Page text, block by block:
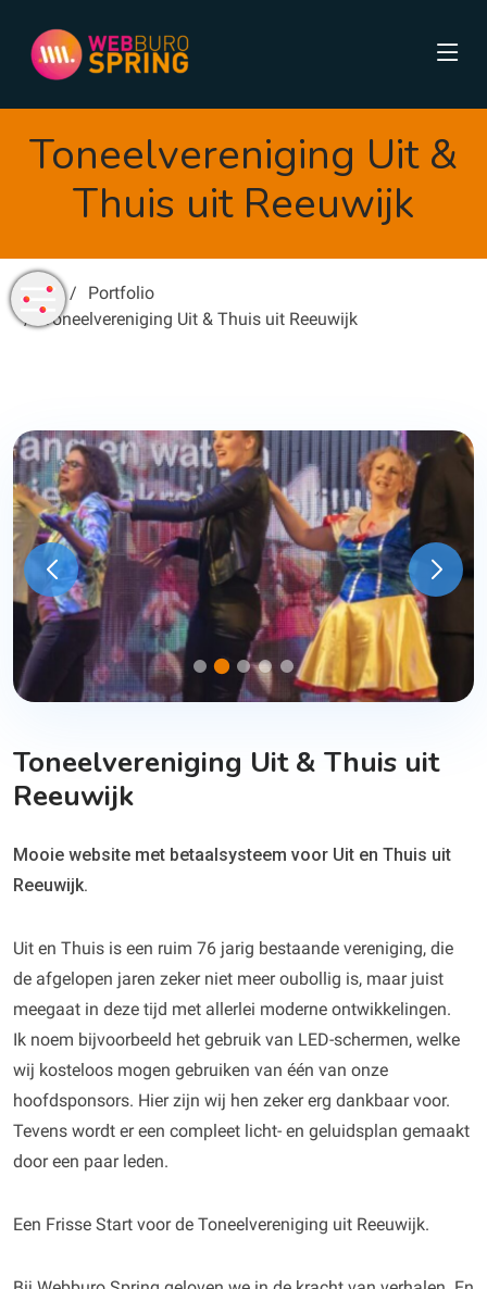
Toneelvereniging Uit &
Thuis uit Reeuwijk
Home
Portfolio
Toneelvereniging Uit & Thuis uit Reeuwijk
Toneelvereniging Uit & Thuis uit
Reeuwijk
Mooie website met betaalsysteem voor Uit en Thuis uit
Reeuwijk.
Uit en Thuis is een ruim 76 jarig bestaande vereniging, die
de afgelopen jaren zeker niet meer oubollig is, maar juist
meegaat in deze tijd met allerlei moderne ontwikkelingen.
Ik noem bijvoorbeeld het gebruik van LED-schermen, welke
wij kosteloos mogen gebruiken van één van onze
hoofdsponsors. Hier zijn wij hen zeker erg dankbaar voor.
Tevens wordt er een compleet licht- en geluidsplan gemaakt
door een paar leden.
Een Frisse Start voor de Toneelvereniging uit Reeuwijk.